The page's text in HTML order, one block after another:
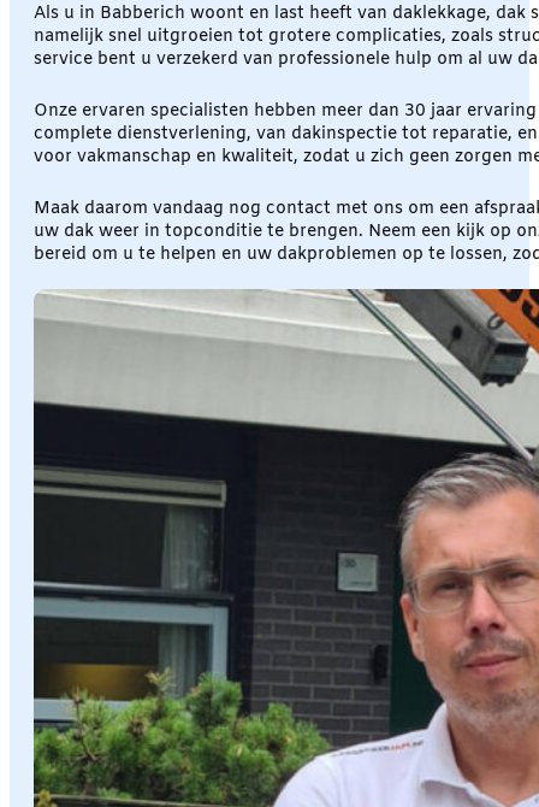
Als u in Babberich woont en last heeft van daklekkage, dak
namelijk snel uitgroeien tot grotere complicaties, zoals
service bent u verzekerd van professionele hulp om al uw
Onze ervaren specialisten hebben meer dan 30 jaar
complete dienstverlening, van dakinspectie tot reparatie,
voor vakmanschap en kwaliteit, zodat u zich geen zorgen
Maak daarom vandaag nog contact met ons om een
uw dak weer in topconditie te brengen. Neem een kijk op
bereid om u te helpen en uw dakproblemen op te lossen,